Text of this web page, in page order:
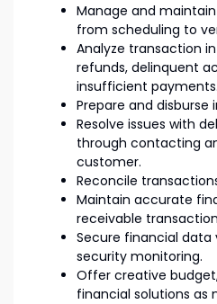
Manage and
from scheduling to
Analyze transaction
refunds, delinquent
insufficient payments.
Prepare and
Resolve issues with
through contacting
customer.
Reconcile
Maintain accurate
receivable
Secure financial data
security monitoring.
Offer creative
financial solutions as